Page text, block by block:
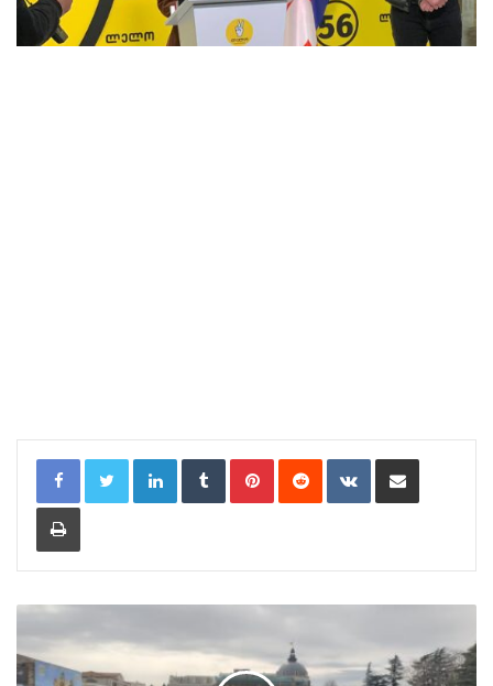
LinkedInTumblr PinterestReddit VKontakteShare via Email
Print